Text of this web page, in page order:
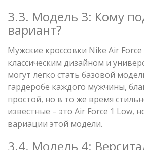
3.3. Модель 3: Кому
вариант?
Мужские кроссовки Nike Air
классическим дизайном и
могут легко стать базовой
гардеробе каждого мужчины,
простой, но в то же время
известные – это Air Force 1 Low,
вариации этой модели.
3.4. Модель 4: